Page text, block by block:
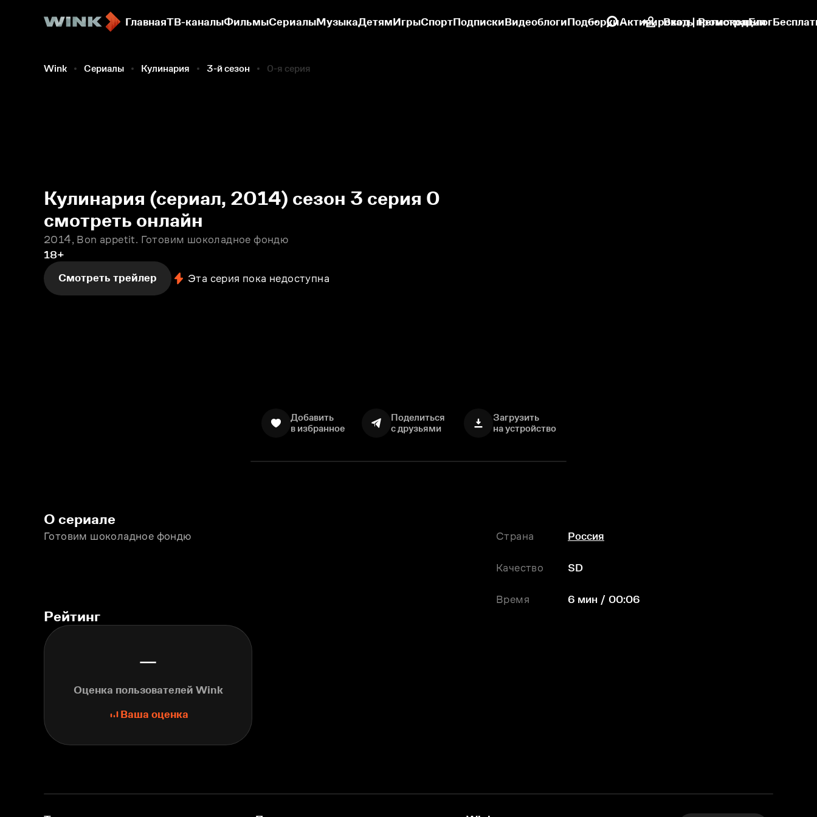
ГлавнаяТВ-каналыФильмыСериалыМузыкаДетямИгрыСпортПодпискиВидеоблогиПодборкиАктивировать промокодБлог
Вход | Регистрация
Wink Сериалы Кулинария 3-й сезон 0-я серия
Кулинария (сериал, 2014) сезон 3 серия 0
смотреть онлайн
2014, Bon appetit. Готовим шоколадное фондю
18+
Смотреть трейлер
Эта серия пока недоступна
Добавить
в избранное
Поделиться
с друзьями
Загрузить
на устройство
О сериале
Готовим шоколадное фондю Страна Россия
Качество SD
Время 6 мин / 00:06
Рейтинг
—
Оценка пользователей Wink
Ваша оценка